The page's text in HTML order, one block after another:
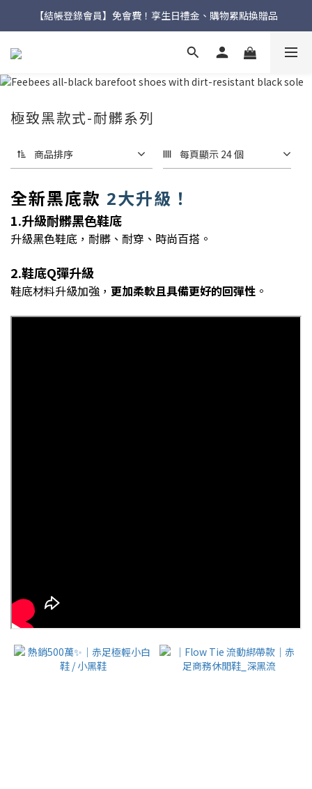
新品上市🔥九天聯名環台款【一吉邦火焰紅】
【結帳登錄會員】免會費！享生日禮金、購物累點換贈品
夏日快閃優惠🏖️滿額送流動輕壓縮襪✨
新品上市🔥九天聯名環台款【一吉邦火焰紅】
極致黑款式-耐髒系列
商品排序 每頁顯示 24 個
全新黑底款 2大升級！
1.升級耐髒黑色鞋底
升級黑色鞋底，耐髒、 耐穿、時尚百搭 。
2.鞋底Q彈升級
鞋底材料升級加強， 更加柔軟且具備更好的回彈性 。